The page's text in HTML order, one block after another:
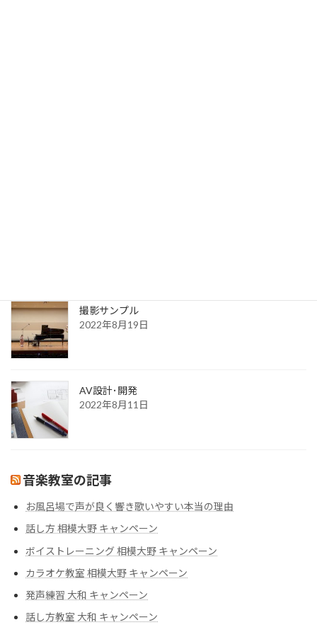
撮影サンプル
2022年8月19日
AV設計･開発
2022年8月11日
音楽教室の記事
お風呂場で声が良く響き歌いやすい本当の理由
話し方 相模大野 キャンペーン
ボイストレーニング 相模大野 キャンペーン
カラオケ教室 相模大野 キャンペーン
発声練習 大和 キャンペーン
話し方教室 大和 キャンペーン